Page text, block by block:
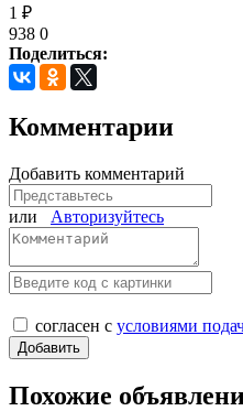
1 ₽
938 0
Поделиться:
Комментарии
Добавить комментарий
или Авторизуйтесь
согласен с условиями
Похожие